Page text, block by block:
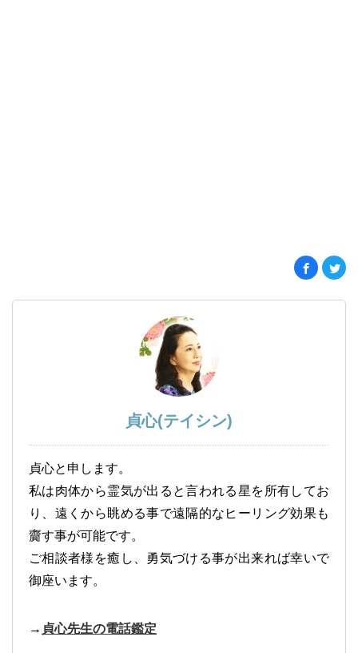
貞心(テイシン)
貞心と申します。
私は肉体から霊気が出ると言われる星を所有してお
り、遠くから眺める事で遠隔的なヒーリング効果も
齎す事が可能です。
ご相談者様を癒し、勇気づける事が出来れば幸いで
御座います。
→ 貞心先生の電話鑑定